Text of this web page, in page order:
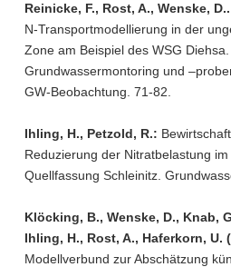
Reinicke, F., Rost, A., Wenske, D..
N-Transportmodellierung in der
Zone am Beispiel des WSG
Grundwassermontoring und
GW-Beobachtung. 71-82.
Ihling, H., Petzold, R.:
Reduzierung der Nitratbelastung
Quellfassung Schleinitz.
Klöcking, B., Wenske, D., Knab,
Ihling, H., Rost, A., Haferkorn, U.
Modellverbund zur Abschätzung